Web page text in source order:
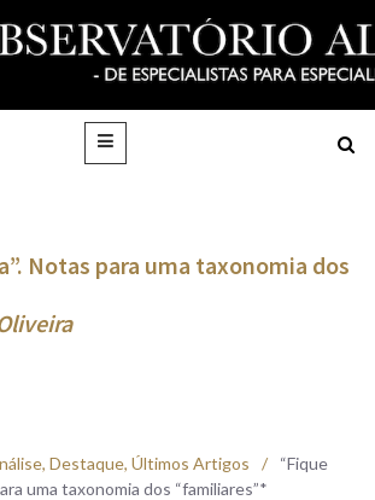
Notas para uma taxonomia dos
, Destaque, Últimos Artigos /
“Fique
uma taxonomia dos “familiares”*